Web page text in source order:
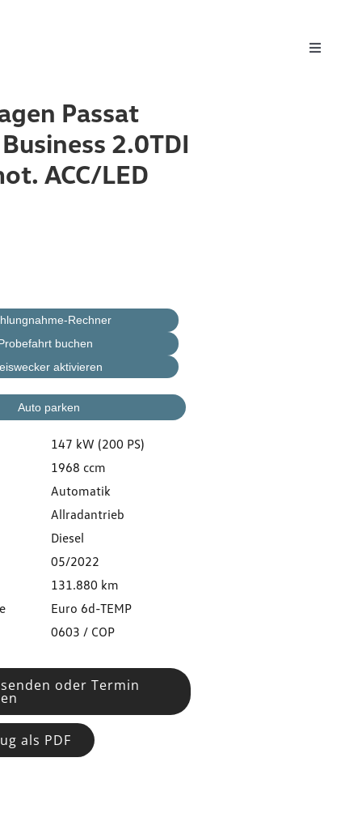
Toggle
Passat
2.0TDI
ACC/LED
Rechner
buchen
aktivieren
Auto parken
147 kW (200 PS)
1968 ccm
Automatik
Allradantrieb
Diesel
05/2022
131.880 km
Euro 6d-TEMP
0603 / COP
oder Termin
als PDF